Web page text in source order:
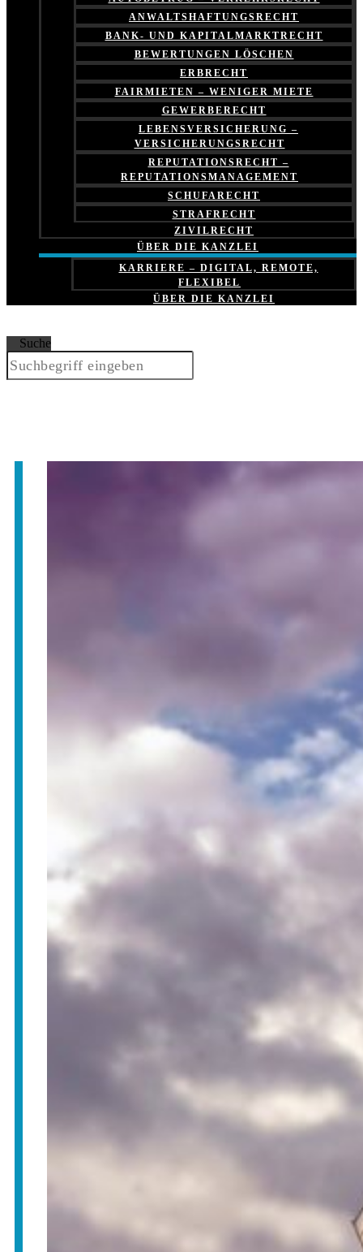
ANWALTSHAFTUNGSRECHT
BANK- UND KAPITALMARKTRECHT
BEWERTUNGEN LÖSCHEN
ERBRECHT
FAIRMIETEN – WENIGER MIETE
GEWERBERECHT
LEBENSVERSICHERUNG –
VERSICHERUNGSRECHT
REPUTATIONSRECHT –
REPUTATIONSMANAGEMENT
SCHUFARECHT
STRAFRECHT
ZIVILRECHT
ÜBER DIE KANZLEI
KARRIERE – DIGITAL, REMOTE,
FLEXIBEL
ÜBER DIE KANZLEI
Suche